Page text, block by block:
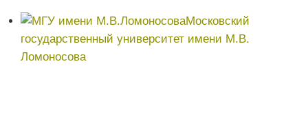
Московский
государственный университет имени М.В.
Ломоносова